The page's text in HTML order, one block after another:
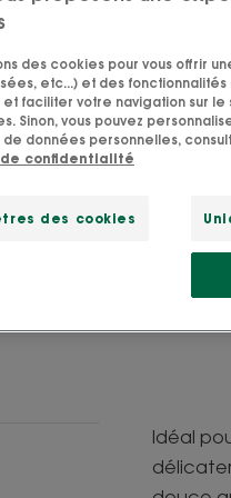
Idéal
des cookies pour vous offrir
etc...) et des
et faciliter votre navigation sur
Sinon, vous pouvez
données personnelles,
confidentialité
des cookies